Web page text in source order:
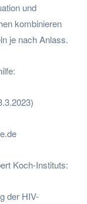
und
kombinieren
je nach Anlass.
Koch-Instituts:
der HIV-